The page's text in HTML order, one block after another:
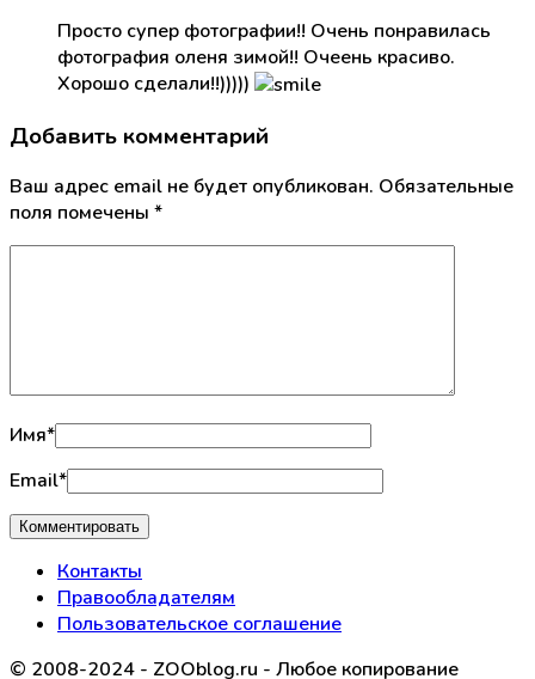
Просто супер фотографии!! Очень понравилась
фотография оленя зимой!! Очеень красиво.
Хорошо сделали!!)))))
Добавить комментарий
Ваш адрес email не будет опубликован. Обязательные
поля помечены *
Имя*
Email*
Контакты
Правообладателям
Пользовательское соглашение
© 2008-2024 - ZOOblog.ru - Любое копирование